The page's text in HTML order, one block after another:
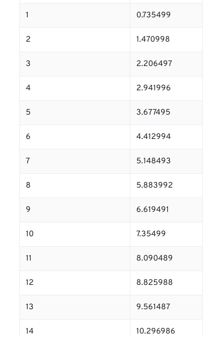
1 0.735499
2 1.470998
3 2.206497
4 2.941996
5 3.677495
6 4.412994
7 5.148493
8 5.883992
9 6.619491
10 7.35499
11 8.090489
12 8.825988
13 9.561487
14 10.296986